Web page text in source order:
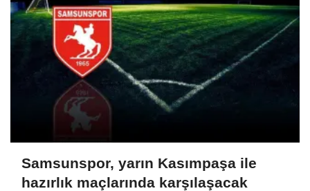
Samsunspor, yarın Kasımpaşa ile
hazırlık maçlarında karşılaşacak